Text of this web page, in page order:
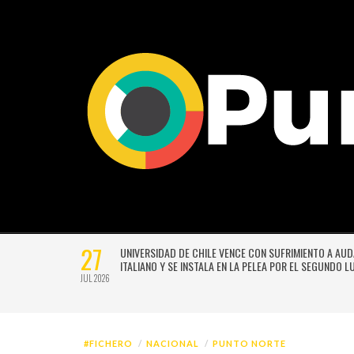
27
JUL 2026
UNIVERSIDAD DE CHILE VENCE CON SUFRIMIENTO A
ITALIANO Y SE INSTALA EN LA PELEA POR EL SEGUNDO
#FICHERO NACIONAL PUNTO NORTE